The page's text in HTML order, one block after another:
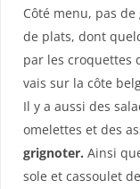
Côté menu, pas
de plats, dont
par les croquettes
vais sur la côte
Il y a aussi des
omelettes et des
grignoter. Ainsi
sole et cassoulet